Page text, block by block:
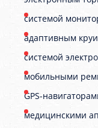
системой
адаптивным
системой
мобильными
GPS-
медицинскими